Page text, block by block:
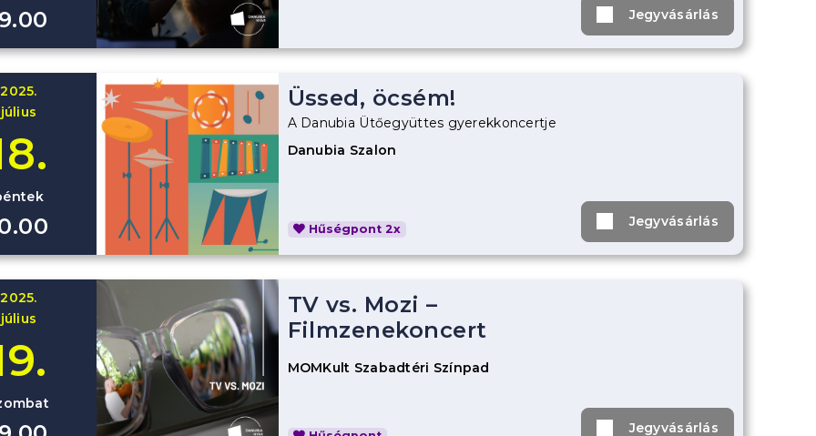
Jegyvásárlás
2025.
július
Üssed, öcsém!
A Danubia Ütőegyüttes gyerekkoncertje
Danubia Szalon
Hűségpont 2x Jegyvásárlás
2025.
július
TV vs. Mozi –
Filmzenekoncert
MOMKult Szabadtéri Színpad
Jegyvásárlás